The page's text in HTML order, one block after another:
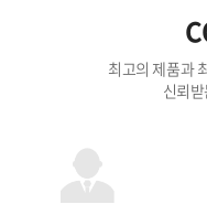
최고의 제품과
신뢰